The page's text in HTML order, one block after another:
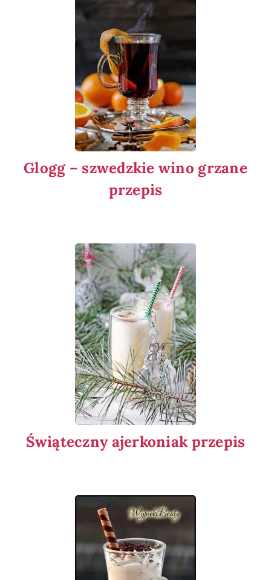
Glogg – szwedzkie wino grzane
przepis
Świąteczny ajerkoniak przepis